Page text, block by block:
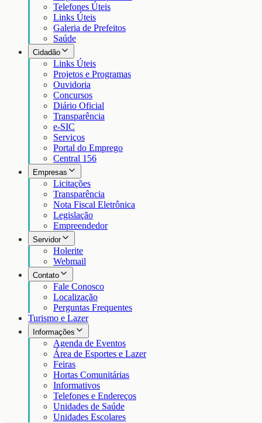
Telefones Úteis
Links Úteis
Galeria de Prefeitos
Saúde
Cidadão
Links Úteis
Projetos e Programas
Ouvidoria
Concursos
Diário Oficial
Transparência
e-SIC
Serviços
Portal do Emprego
Central 156
Empresas
Licitações
Transparência
Nota Fiscal Eletrônica
Legislação
Empreendedor
Servidor
Holerite
Webmail
Contato
Fale Conosco
Localização
Perguntas Frequentes
Turismo e Lazer
Informações
Agenda de Eventos
Área de Esportes e Lazer
Feiras
Hortas Comunitárias
Informativos
Telefones e Endereços
Unidades de Saúde
Unidades Escolares